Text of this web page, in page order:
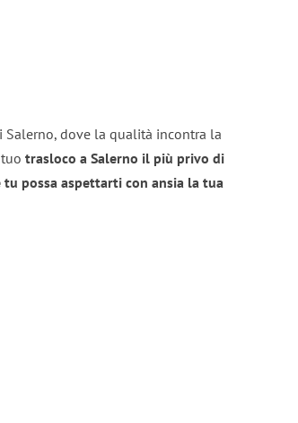
dove la qualità incontra la
trasloco a Salerno il più privo di
possa aspettarti con ansia la tua